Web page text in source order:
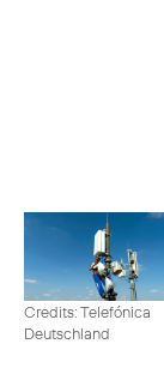
Credits: Telefónica
Deutschland